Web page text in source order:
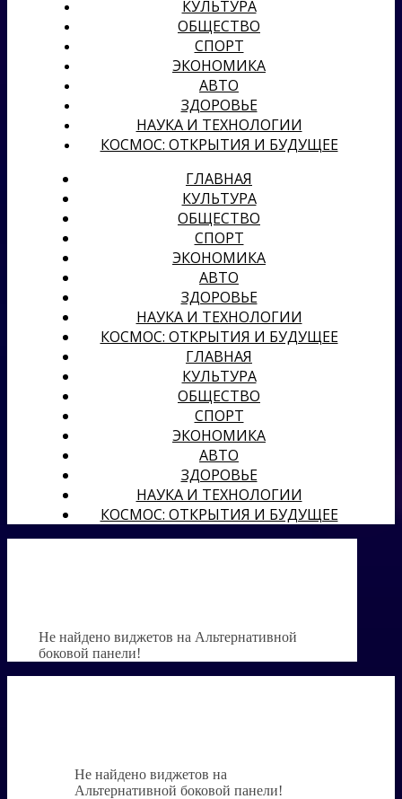
КУЛЬТУРА
ОБЩЕСТВО
СПОРТ
ЭКОНОМИКА
АВТО
ЗДОРОВЬЕ
НАУКА И ТЕХНОЛОГИИ
КОСМОС: ОТКРЫТИЯ И БУДУЩЕЕ
ГЛАВНАЯ
КУЛЬТУРА
ОБЩЕСТВО
СПОРТ
ЭКОНОМИКА
АВТО
ЗДОРОВЬЕ
НАУКА И ТЕХНОЛОГИИ
КОСМОС: ОТКРЫТИЯ И БУДУЩЕЕ
ГЛАВНАЯ
КУЛЬТУРА
ОБЩЕСТВО
СПОРТ
ЭКОНОМИКА
АВТО
ЗДОРОВЬЕ
НАУКА И ТЕХНОЛОГИИ
КОСМОС: ОТКРЫТИЯ И БУДУЩЕЕ
Не найдено виджетов на Альтернативной
боковой панели!
Не найдено виджетов на
Альтернативной боковой панели!